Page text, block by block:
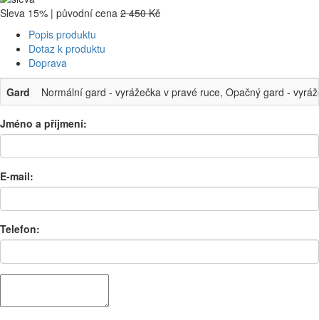
Sleva 15% | původní cena 2 450 Kč
Popis produktu
Dotaz k produktu
Doprava
Gard Normální gard - vyrážečka v pravé ruce, Opačný gard -
Jméno a příjmení:
E-mail:
Telefon: